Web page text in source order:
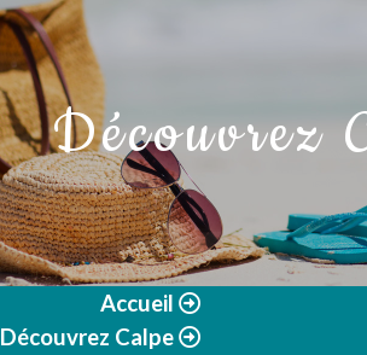
Découvrez
Accueil
Découvrez Calpe